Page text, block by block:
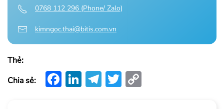
0768 112 296 (Phone/ Zalo)
kimngoc.thai@bitis.com.vn
Thẻ:
Chia sẻ:
Facebook
LinkedIn
Telegram
Twitter